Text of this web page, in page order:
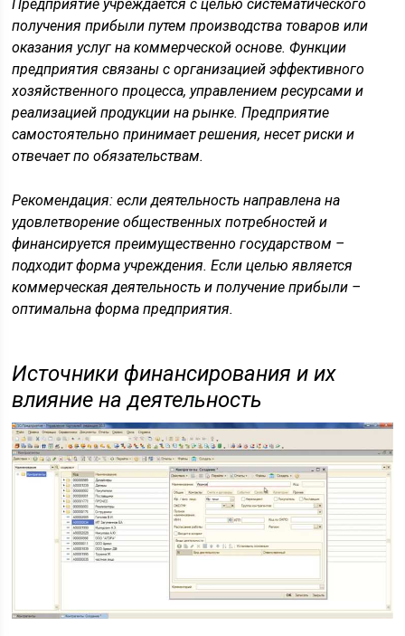
Предприятие учреждается с целью систематического
получения прибыли путем производства товаров или
оказания услуг на коммерческой основе. Функции
предприятия связаны с организацией эффективного
хозяйственного процесса, управлением ресурсами и
реализацией продукции на рынке. Предприятие
самостоятельно принимает решения, несет риски и
отвечает по обязательствам.
Рекомендация: если деятельность направлена на
удовлетворение общественных потребностей и
финансируется преимущественно государством –
подходит форма учреждения. Если целью является
коммерческая деятельность и получение прибыли –
оптимальна форма предприятия.
Источники финансирования и их
влияние на деятельность